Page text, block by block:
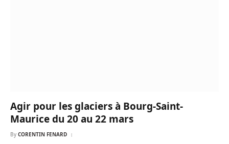
Agir pour les glaciers à Bourg-Saint-
Maurice du 20 au 22 mars
By CORENTIN FENARD